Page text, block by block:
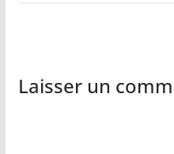
Laisser un